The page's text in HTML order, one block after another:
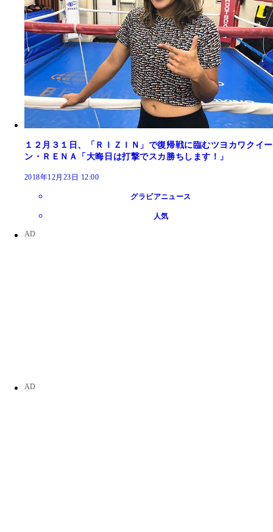
１２月３１日、「ＲＩＺＩＮ」で復帰戦に臨むツヨカワクイー
ン・ＲＥＮＡ「大晦日は打撃でスカ勝ちします！」
2018年12月23日 12:00
グラビアニュース
人気